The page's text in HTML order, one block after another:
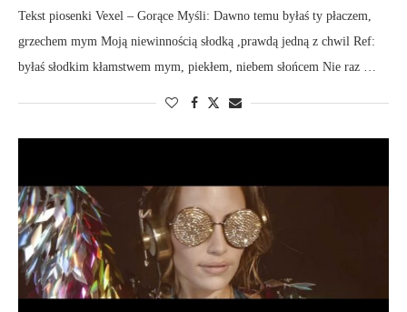
Tekst piosenki Vexel – Gorące Myśli: Dawno temu byłaś ty płaczem,
grzechem mym Moją niewinnością słodką ,prawdą jedną z chwil Ref:
byłaś słodkim kłamstwem mym, piekłem, niebem słońcem Nie raz …